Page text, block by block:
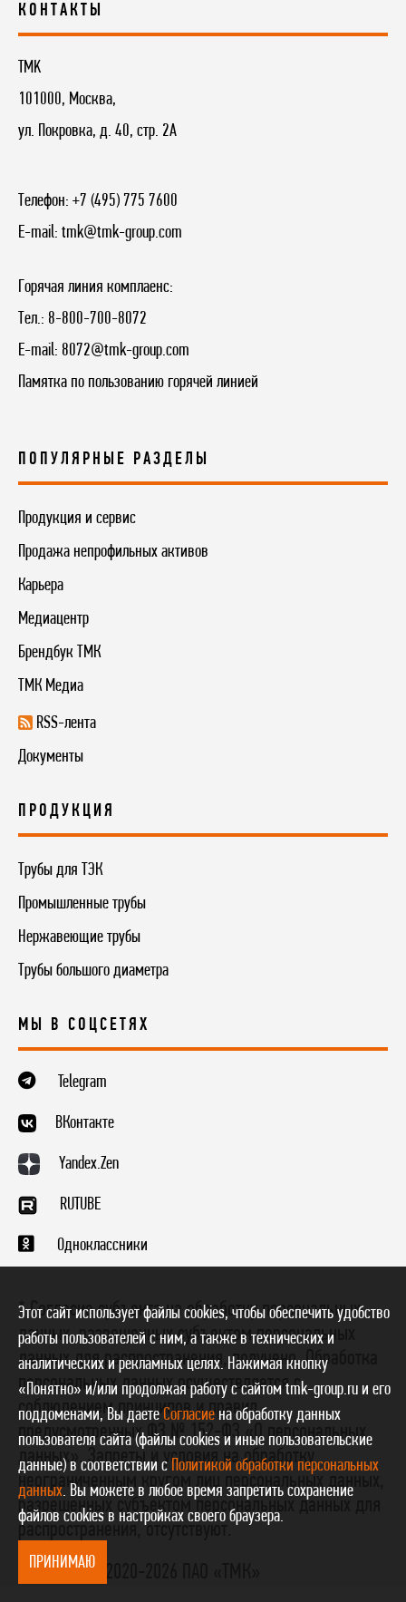
КОНТАКТЫ
TMK
101000, Москва,
ул. Покровка, д. 40, стр. 2А
Телефон: +7 (495) 775 7600
E-mail: tmk@tmk-group.com
Горячая линия комплаенс:
Тел.: 8-800-700-8072
E-mail: 8072@tmk-group.com
Памятка по пользованию горячей линией
ПОПУЛЯРНЫЕ РАЗДЕЛЫ
Продукция и сервис
Продажа непрофильных активов
Карьера
Медиацентр
Брендбук ТМК
ТМК Медиа
RSS-лента
Документы
ПРОДУКЦИЯ
Трубы для ТЭК
Промышленные трубы
Нержавеющие трубы
Трубы большого диаметра
МЫ В СОЦСЕТЯХ
Telegram
ВКонтакте
Yandex.Zen
RUTUBE
Одноклассники
* Согласие субъекта на обработку персональных
данных, разрешенных субъектом персональных
данных для распространения, получено. Обработка
персональных данных осуществляется с
соблюдением принципов и правил,
предусмотренных ФЗ № 152-ФЗ «О персональных
данных». Запреты и условия на обработку
неограниченным кругом лиц персональных данных,
разрешенных субъектом персональных данных для
распространения, отсутствуют.
Copyright © 2020-2026 ПАО «ТМК»
Этот сайт использует файлы cookies, чтобы обеспечить удобство
работы пользователей с ним, а также в технических и
аналитических и рекламных целях. Нажимая кнопку
«Понятно» и/или продолжая работу с сайтом tmk-group.ru и его
поддоменами, Вы даете Согласие на обработку данных
пользователя сайта (файлы cookies и иные пользовательские
данные) в соответствии с Политикой обработки персональных
данных. Вы можете в любое время запретить сохранение
файлов cookies в настройках своего браузера.
ПРИНИМАЮ